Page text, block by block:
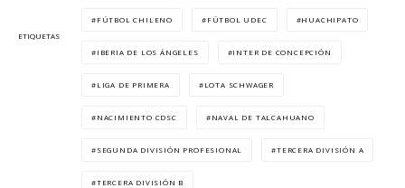
ETIQUETAS
FÚTBOL CHILENO FÚTBOL UDEC HUACHIPATO
IBERIA DE LOS ÁNGELES INTER DE CONCEPCIÓN
LIGA DE PRIMERA LOTA SCHWAGER
NACIMIENTO CDSC NAVAL DE TALCAHUANO
SEGUNDA DIVISIÓN PROFESIONAL TERCERA DIVISIÓN A
TERCERA DIVISIÓN B